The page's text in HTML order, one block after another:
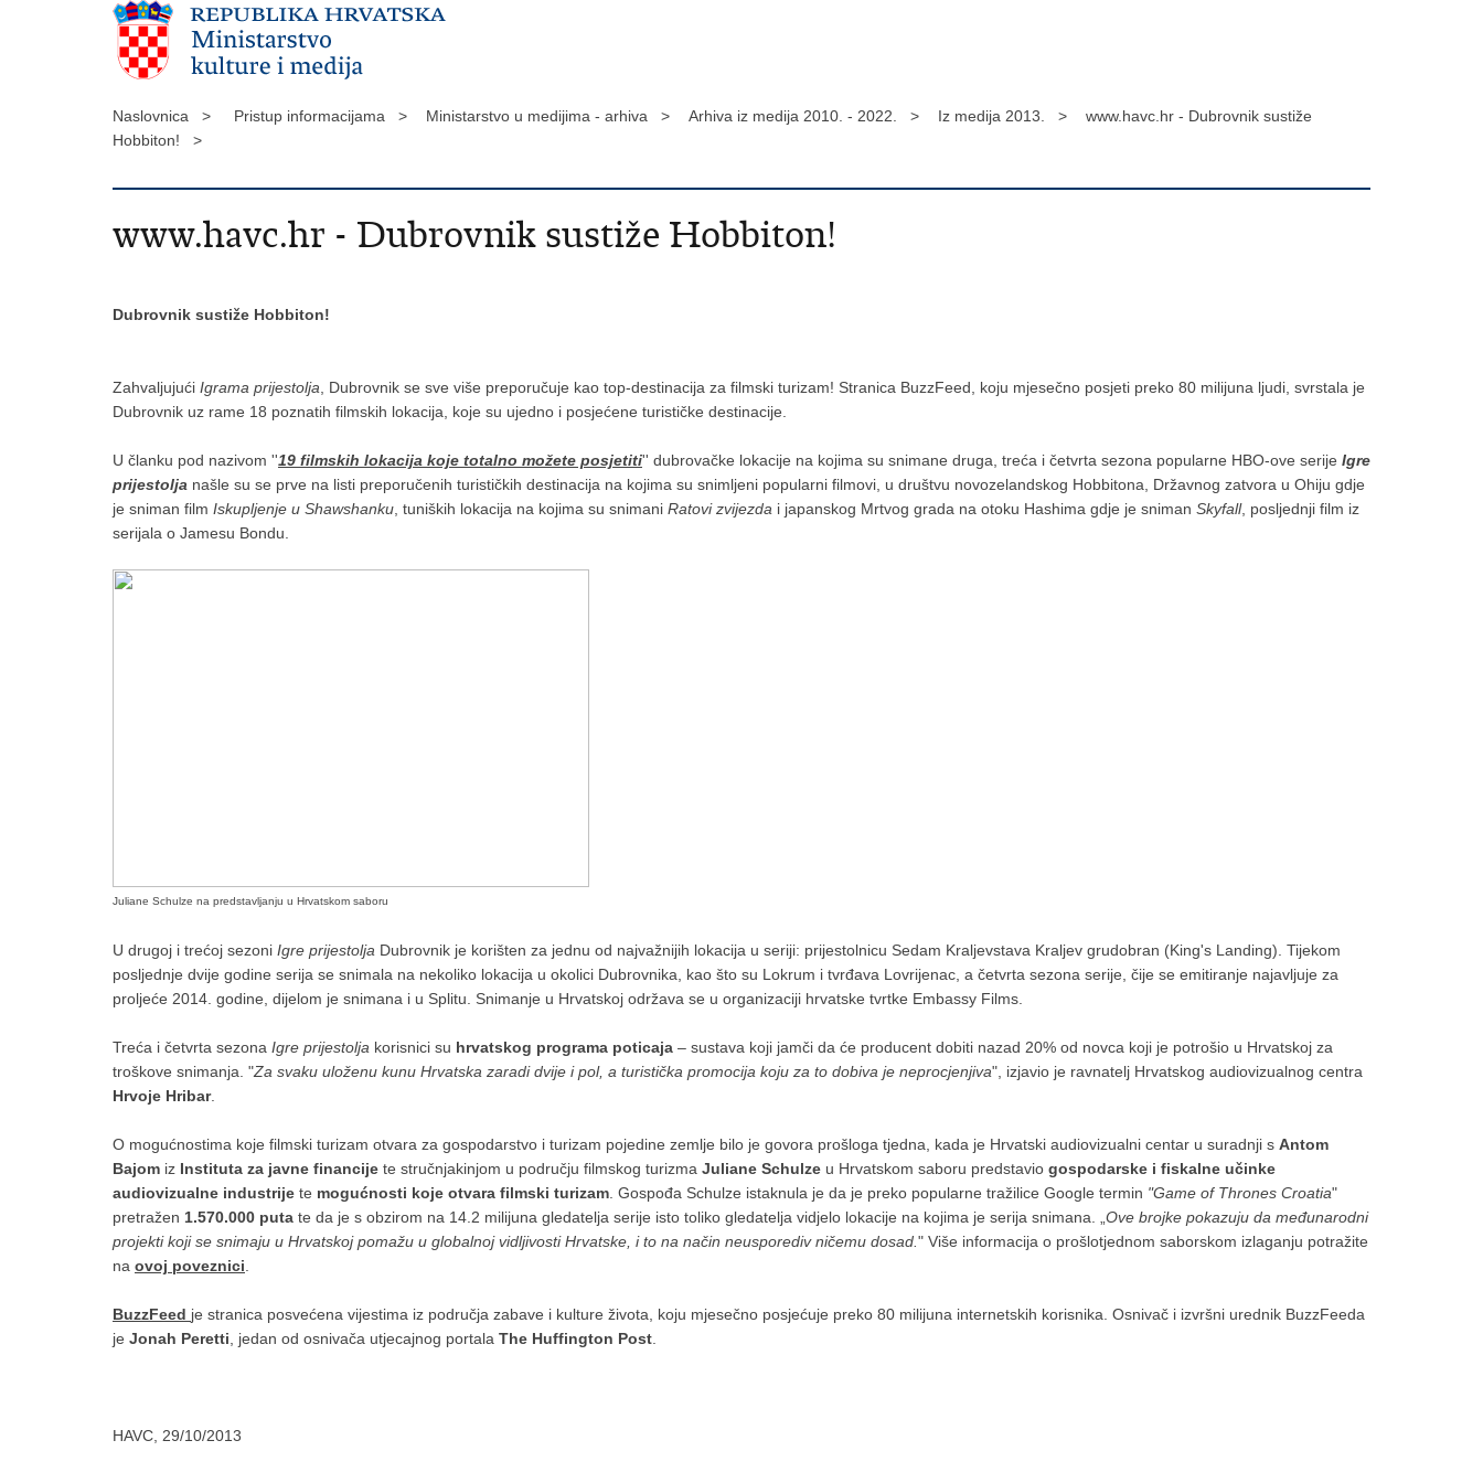
Naslovnica > Pristup informacijama > Ministarstvo u medijima - arhiva > Arhiva iz medija 2010. - 2022. > Iz medija 2013. >
www.havc.hr - Dubrovnik sustiže
Hobbiton! >
www.havc.hr - Dubrovnik sustiže Hobbiton!
Dubrovnik sustiže Hobbiton!
Zahvaljujući Igrama prijestolja , Dubrovnik se sve više preporučuje kao top-destinacija za filmski turizam! Stranica BuzzFeed, koju mjesečno posjeti preko 80 milijuna ljudi, svrstala je
Dubrovnik uz rame 18 poznatih filmskih lokacija, koje su ujedno i posjećene turističke destinacije.
U članku pod nazivom ''19 filmskih lokacija koje totalno možete posjetiti'' dubrovačke lokacije na kojima su snimane druga, treća i četvrta sezona popularne HBO-ove serije Igre
prijestolja našle su se prve na listi preporučenih turističkih destinacija na kojima su snimljeni popularni filmovi, u društvu novozelandskog Hobbitona, Državnog zatvora u Ohiju gdje
je sniman film Iskupljenje u Shawshanku , tuniških lokacija na kojima su snimani Ratovi zvijezda i japanskog Mrtvog grada na otoku Hashima gdje je sniman Skyfall, posljednji film iz
serijala o Jamesu Bondu.
Juliane Schulze na predstavljanju u Hrvatskom saboru
U drugoj i trećoj sezoni Igre prijestolja Dubrovnik je korišten za jednu od najvažnijih lokacija u seriji: prijestolnicu Sedam Kraljevstava Kraljev grudobran (King's Landing). Tijekom
posljednje dvije godine serija se snimala na nekoliko lokacija u okolici Dubrovnika, kao što su Lokrum i tvrđava Lovrijenac, a četvrta sezona serije, čije se emitiranje najavljuje za
proljeće 2014. godine, dijelom je snimana i u Splitu. Snimanje u Hrvatskoj održava se u organizaciji hrvatske tvrtke Embassy Films.
Treća i četvrta sezona Igre prijestolja korisnici su hrvatskog programa poticaja – sustava koji jamči da će producent dobiti nazad 20% od novca koji je potrošio u Hrvatskoj za
troškove snimanja. "Za svaku uloženu kunu Hrvatska zaradi dvije i pol, a turistička promocija koju za to dobiva je neprocjenjiva", izjavio je ravnatelj Hrvatskog audiovizualnog centra
Hrvoje Hribar.
O mogućnostima koje filmski turizam otvara za gospodarstvo i turizam pojedine zemlje bilo je govora prošloga tjedna, kada je Hrvatski audiovizualni centar u suradnji s Antom
Bajom iz Instituta za javne financije te stručnjakinjom u području filmskog turizma Juliane Schulze u Hrvatskom saboru predstavio gospodarske i fiskalne učinke
audiovizualne industrije te mogućnosti koje otvara filmski turizam . Gospođa Schulze istaknula je da je preko popularne tražilice Google termin "Game of Thrones Croatia"
pretražen 1.570.000 puta te da je s obzirom na 14.2 milijuna gledatelja serije isto toliko gledatelja vidjelo lokacije na kojima je serija snimana. „ Ove brojke pokazuju da međunarodni
projekti koji se snimaju u Hrvatskoj pomažu u globalnoj vidljivosti Hrvatske, i to na način neusporediv ničemu dosad. " Više informacija o prošlotjednom saborskom izlaganju potražite
na ovoj poveznici
BuzzFeed je stranica posvećena vijestima iz područja zabave i kulture života, koju mjesečno posjećuje preko 80 milijuna internetskih korisnika. Osnivač i izvršni urednik BuzzFeeda
je Jonah Peretti , jedan od osnivača utjecajnog portala The Huffington Post
HAVC, 29/10/2013